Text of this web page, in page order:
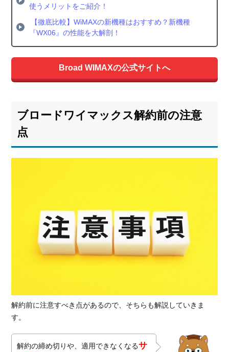
使うメリットをご紹介！
【徹底比較】WiMAXの新機種はおすすめ？新機種
『WX06』の性能を大解剖！
Broad WIMAXの公式サイトへ
ブロードワイマックス解約前の注意
点
解約前に注意すべき点があるので、そちらも解説していきま
す。
解約の締め切りや、適用できなくなるサ